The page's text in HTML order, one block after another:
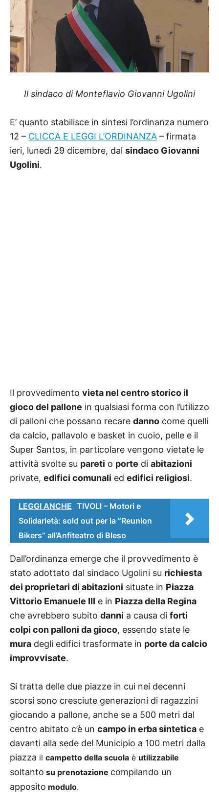
Il sindaco di Monteflavio Giovanni Ugolini
E’ quanto stabilisce in sintesi l’ordinanza numero
12 – CLICCA E LEGGI L’ORDINANZA – firmata
ieri, lunedì 29 dicembre, dal sindaco Giovanni
Ugolini.
Il provvedimento vieta nel centro storico il
gioco del pallone in qualsiasi forma con l’utilizzo
di palloni che possano recare danno come quelli
da calcio, pallavolo e basket in cuoio, pelle e il
Super Santos, in particolare vengono vietate le
attività svolte su pareti o porte di abitazioni
private, edifici comunali ed edifici religiosi.
LEGGI ANCHE TIVOLI – Motori e
Solidarietà: sold out per la “Reunion
Bikers” all’Anfiteatro di Bleso
Dall’ordinanza emerge che il provvedimento è
stato adottato dal sindaco Ugolini su richiesta
dei proprietari di abitazioni situate in Piazza
Vittorio Emanuele III e in Piazza della Regina
che avrebbero subito danni a causa di forti
colpi con palloni da gioco, essendo state le
mura degli edifici trasformate in porte da calcio
improvvisate.
Si tratta delle due piazze in cui nei decenni
scorsi sono cresciute generazioni di ragazzini
giocando a pallone, anche se a 500 metri dal
centro abitato c’è un campo in erba sintetica e
davanti alla sede del Municipio a 100 metri dalla
piazza il campetto della scuola è utilizzabile
soltanto su prenotazione compilando un
apposito modulo.